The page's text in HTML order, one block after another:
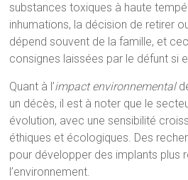
substances toxiques à haute
inhumations, la décision de retirer
dépend souvent de la famille, et
consignes laissées par le défunt si
Quant à l’impact environnemental
un décès, il est à noter que le
évolution, avec une sensibilité
éthiques et écologiques. Des
pour développer des implants plus
l’environnement.